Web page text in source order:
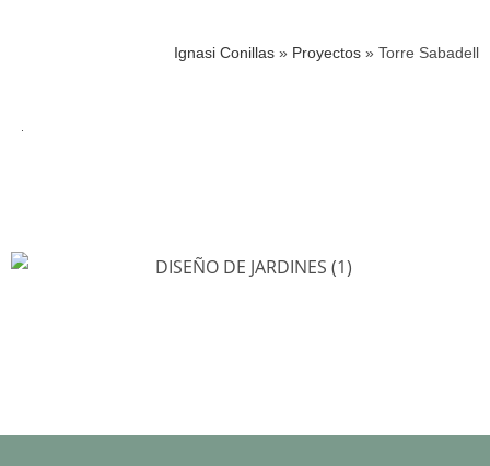
Ignasi Conillas » Proyectos » Torre Sabadell